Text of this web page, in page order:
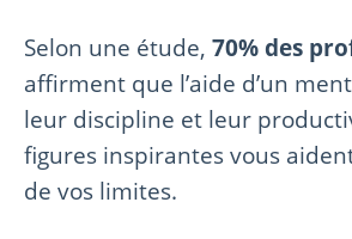
Selon une étude, 70% des
affirment que l’aide d’un
leur discipline et leur
figures inspirantes vous
de vos limites.